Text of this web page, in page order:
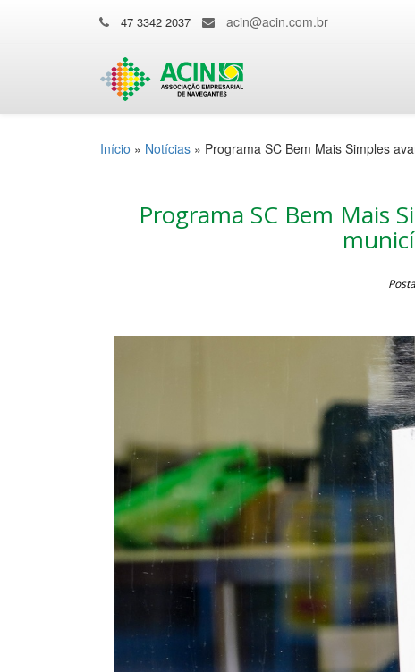
47 3342 2037 acin@acin.com.br
Início » Notícias » Programa SC Bem Mais Simples
Programa SC Bem Mais